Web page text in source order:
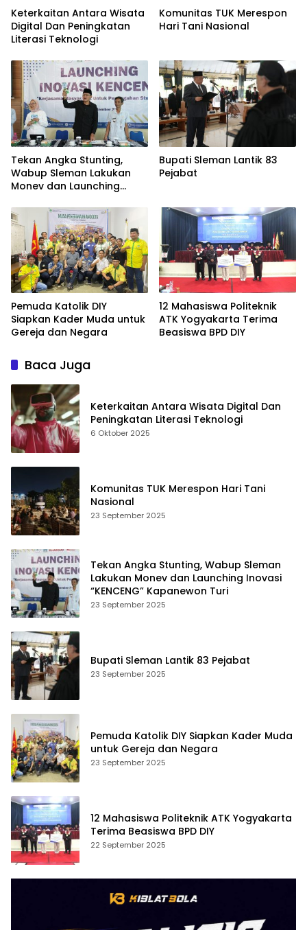
Keterkaitan Antara Wisata
Digital Dan Peningkatan
Literasi Teknologi
Komunitas TUK Merespon
Hari Tani Nasional
Tekan Angka Stunting,
Wabup Sleman Lakukan
Monev dan Launching
Kapanewon Turi
Bupati Sleman Lantik 83
Pejabat
Pemuda Katolik DIY
Siapkan Kader Muda untuk
Gereja dan Negara
12 Mahasiswa Politeknik
ATK Yogyakarta Terima
Beasiswa BPD DIY
Baca Juga
Keterkaitan Antara Wisata Digital Dan
Peningkatan Literasi Teknologi
6 Oktober 2025
Komunitas TUK Merespon Hari Tani
Nasional
23 September 2025
Tekan Angka Stunting, Wabup Sleman
Lakukan Monev dan Launching Inovasi
“KENCENG” Kapanewon Turi
23 September 2025
Bupati Sleman Lantik 83 Pejabat
23 September 2025
Pemuda Katolik DIY Siapkan Kader Muda
untuk Gereja dan Negara
23 September 2025
12 Mahasiswa Politeknik ATK Yogyakarta
Terima Beasiswa BPD DIY
22 September 2025